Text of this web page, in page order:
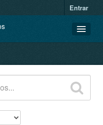
Entrar